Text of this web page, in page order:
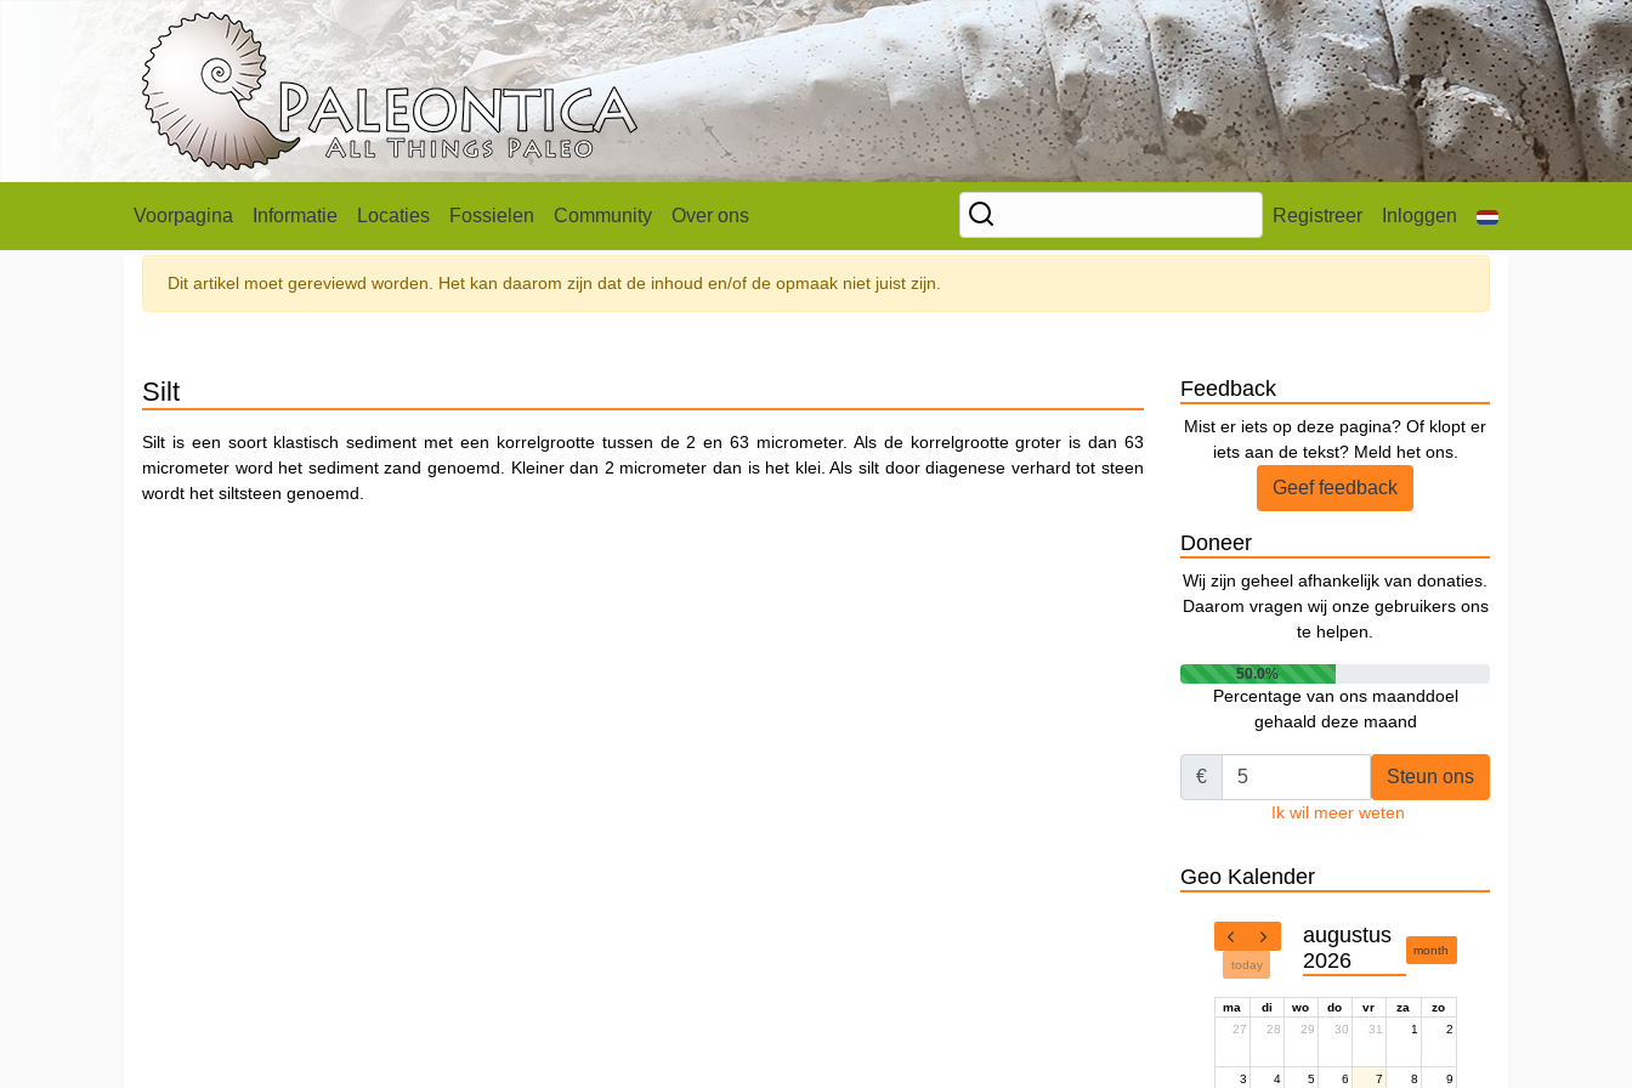
Voorpagina Informatie Locaties Fossielen Community Over ons Registreer Inloggen
Dit artikel moet gereviewd worden. Het kan daarom zijn dat de inhoud en/of de opmaak niet juist zijn.
Silt
Silt is een soort klastisch sediment met een korrelgrootte tussen de 2 en 63 micrometer. Als de korrelgrootte groter is dan 63
micrometer word het sediment zand genoemd. Kleiner dan 2 micrometer dan is het klei. Als silt door diagenese verhard tot steen
wordt het siltsteen genoemd.
Feedback
Mist er iets op deze pagina? Of klopt er
iets aan de tekst? Meld het ons.
Geef feedback
Doneer
Wij zijn geheel afhankelijk van donaties.
Daarom vragen wij onze gebruikers ons
te helpen.
50.0%
Percentage van ons maanddoel
gehaald deze maand
€ Steun ons
Ik wil meer weten
Geo Kalender
today
augustus
2026
month
ma di wo do vr za
zo
27
28 29 30 31 1 2
3 4 5 6 7 8 9